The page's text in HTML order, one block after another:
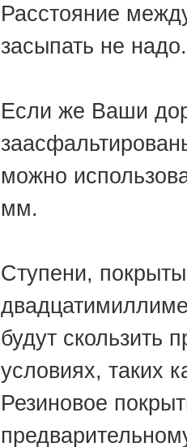
Расстояние
засыпать не надо.
Если же Ваши
можно
мм.
Ступени,
будут скользить
условиях, таких
Резиновое